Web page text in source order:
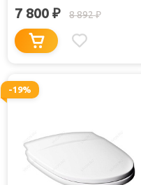
7 800 ₽ 8 892₽
-19%